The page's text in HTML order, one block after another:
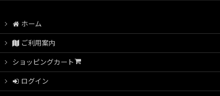
ホーム
ご利用案内
ショッピングカート
ログイン